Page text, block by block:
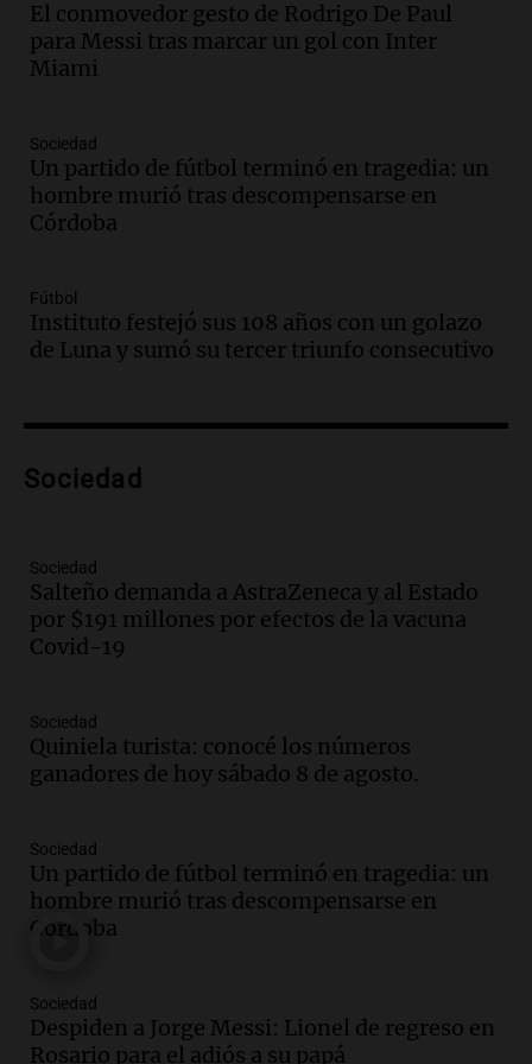
Audio.Ley de Propiedad Privada: el revés
en el Congreso expuso una debilidad
comunicacional del Gobierno
Episodios
Audio.Casabindo se prepara para una
celebración única: 30.000 turistas y el
tradicional Toreo de la Vincha
Audio.Borges, abogada de Pourrain:
"Tres hombres se lo llevaron para
hacerle preguntas y nunca regresó"
Episodios
metros del río Suquía y retiraron hasta
Episodios
Audio.La historia de la servilleta que
firmó Jorge Messi para el primer
contrato de Leo con Barcelona
Audio.Joan Gaspart: "Sin Jorge, no sé si
Messi hubiera llegado adonde llegó"
Audio.El orgullo y el sueño argentino de
Jorge Messi en una entrevista con Rony
Vargas en 2007
Audio.El abuelo de Agostina Vega, tras
las nuevas detenciones: "En esa casa
El conmovedor gesto de Rodrigo De Paul
para Messi tras marcar un gol con Inter
Miami
Sociedad
Un partido de fútbol terminó en tragedia: un
hombre murió tras descompensarse en
Córdoba
Fútbol
Instituto festejó sus 108 años con un golazo
de Luna y sumó su tercer triunfo consecutivo
Sociedad
Sociedad
Salteño demanda a AstraZeneca y al Estado
por $191 millones por efectos de la vacuna
Covid-19
Sociedad
Quiniela turista: conocé los números
ganadores de hoy sábado 8 de agosto.
Sociedad
Un partido de fútbol terminó en tragedia: un
hombre murió tras descompensarse en
Córdoba
Sociedad
Despiden a Jorge Messi: Lionel de regreso en
Rosario para el adiós a su papá